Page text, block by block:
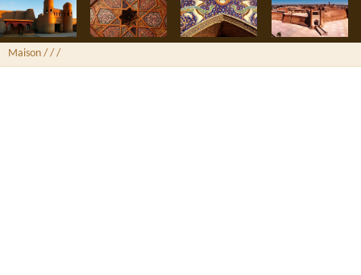
Maison / / /